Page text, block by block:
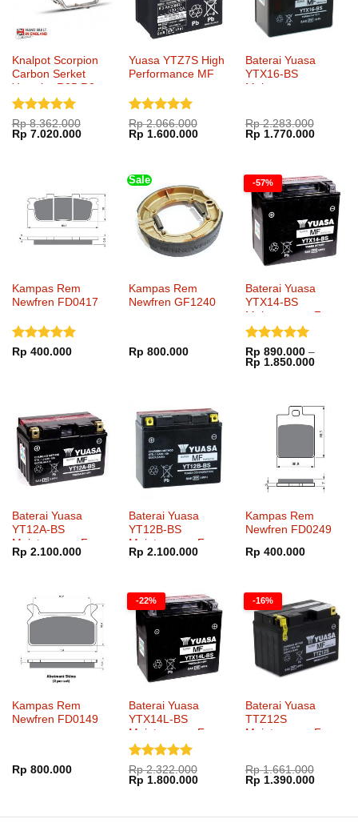
Knalpot Scorpion
Carbon Serket
Yamaha R25 R3
Full System
Dinilai5
dari 5
Rp8.362.000
Harga
aslinya
Rp 7.020.000Harga
Rp 7.020.000.
Yuasa YTZ7S High
Performance MF
Dinilai5
dari 5
Rp2.066.000
Harga
aslinya
Rp 1.600.000Harga
Rp 1.600.000.
Baterai Yuasa
YTX16-BS
Maintenance
Rp2.283.000
Harga
aslinya
Rp 1.770.000Harga
Rp
Kampas Rem
Newfren FD0417
Dinilai 5
Rp 400.000
Sale
Kampas Rem
Newfren GF1240
Rp 800.000
-57%
Baterai Yuasa
YTX14-BS
Maintenance Free
Dinilai 5
dari 5
Rp 890.000 –
Rp 1.850.000Rentang
Rp
Baterai Yuasa
YT12A-BS
Maintenance Free
Rp 2.100.000
Baterai Yuasa
YT12B-BS
Maintenance Free
Rp 2.100.000
Kampas Rem
Newfren FD0249
Rp 400.000
Kampas Rem
Newfren FD0149
Rp 800.000
-22%
Baterai Yuasa
YTX14L-BS
Maintenance Free
Dinilai5
dari 5
Rp2.322.000
Harga
aslinya
Rp 1.800.000Harga
Rp 1.800.000.
-16%
Baterai Yuasa
TTZ12S
Maintenance Free
Rp1.661.000
Harga
aslinya
Rp 1.390.000Harga
Rp